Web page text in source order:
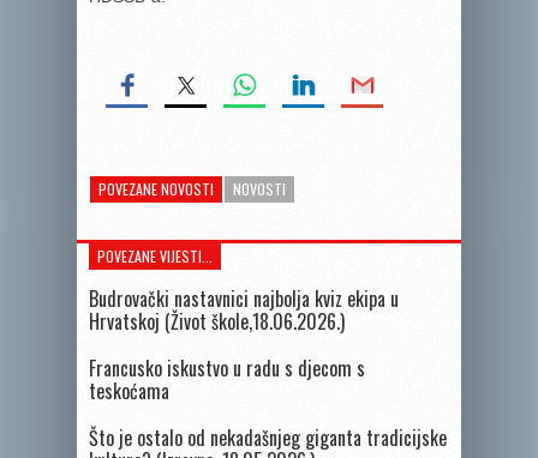
POVEZANE NOVOSTI NOVOSTI
POVEZANE VIJESTI...
Budrovački nastavnici najbolja kviz ekipa u
Hrvatskoj (Život škole,18.06.2026.)
Francusko iskustvo u radu s djecom s
teskoćama
Što je ostalo od nekadašnjeg giganta tradicijske